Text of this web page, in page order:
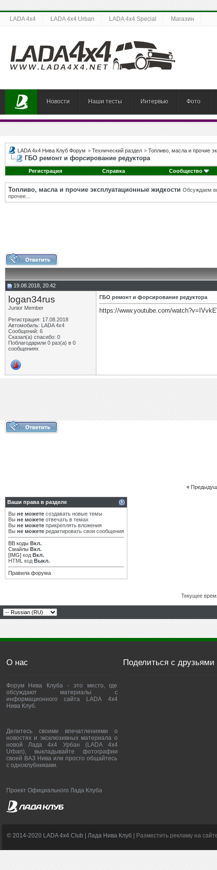
LADA 4x4 LADA 4x4 Urban LADA 4x4 Special Магазин
Новости Наши тесты Интервью Фото
LADA 4x4 Нива Клуб Форум > Технический раздел > Топливо, масла и прочие
ГБО ремонт и форсирование редуктора
Регистрация Справка Сообщество
Топливо, масла и прочие эксплуатационные жидкости Обсуждаем
прочее...
19.08.2018, 20:42
logan34rus
Junior Member
Регистрация: 17.08.2018
Автомобиль: LADA 4x4
Сообщений: 6
Сказал(а) спасибо: 0
Поблагодарили 0 раз(а) в 0
сообщениях
ГБО ремонт и форсирование редуктора
https://www.youtube.com/
«
Ваши права в разделе
Вы не можете создавать новые темы
Вы не можете отвечать в темах
Вы не можете прикреплять вложения
Вы не можете редактировать свои сообщения
BB коды Вкл.
Смайлы Вкл.
[IMG] код Вкл.
HTML код Выкл.
Правила форума
Текущее
О нас
Форум Нива Клуба - это место, где
обсуждают материалы с
информационного сайта LADA 4x4
Нива Клуб.
Делитесь своими впечатлениями о
новостях и эксклюзивных материала о
новой Лада 4х4 Урбан (LADA 4x4
Urban), выкладывайте фотографии
своей ВАЗ Нива или просто общайтесь
с одноклубниками.
Проект Официального Лада Клуба
Поделиться с друзьями
© 2014-2020 LADA 4x4 Club | Лада Нива Клуб | Разместить рекламу на